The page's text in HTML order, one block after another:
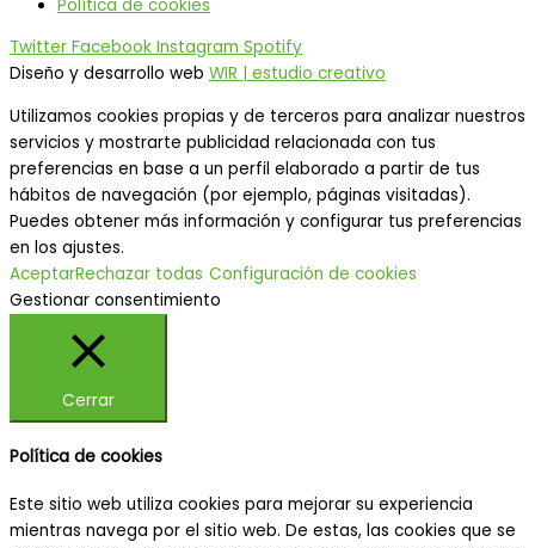
Política de cookies
Twitter Facebook Instagram Spotify
Diseño y desarrollo web WIR | estudio creativo
Utilizamos cookies propias y de terceros para analizar nuestros
servicios y mostrarte publicidad relacionada con tus
preferencias en base a un perfil elaborado a partir de tus
hábitos de navegación (por ejemplo, páginas visitadas).
Puedes obtener más información y configurar tus preferencias
en los ajustes.
AceptarRechazar todas Configuración de cookies
Gestionar consentimiento
Cerrar
Política de cookies
Este sitio web utiliza cookies para mejorar su experiencia
mientras navega por el sitio web. De estas, las cookies que se